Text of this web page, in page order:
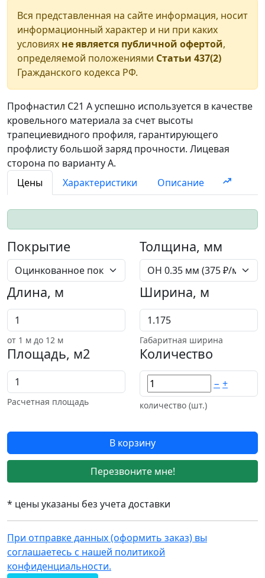
Вся представленная на сайте информация, носит
информационный характер и ни при каких
условиях не является публичной офертой,
определяемой положениями Статьи 437(2)
Гражданского кодекса РФ.
Профнастил С21 A успешно используется в качестве
кровельного материала за счет высоты
трапециевидного профиля, гарантирующего
профлисту большой заряд прочности. Лицевая
сторона по варианту А.
Цены
Характеристики Описание
Покрытие Толщина, мм
Длина, м
от 1 м до 12 м
Ширина, м
Габаритная ширина
Площадь, м2
Расчетная площадь
Количество
− +
количество (шт.)
В корзину
Перезвоните мне!
* цены указаны без учета доставки
При отправке данных (оформить заказ) вы
соглашаетесь с нашей политикой
конфиденциальности.